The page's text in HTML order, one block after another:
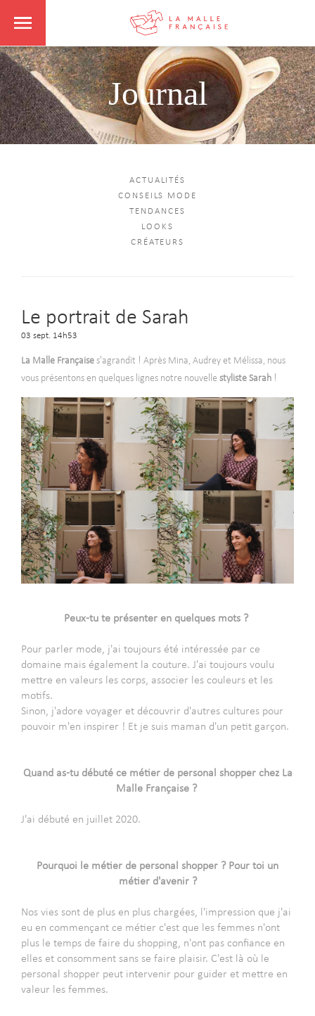
Journal
ACTUALITÉS
CONSEILS MODE
TENDANCES
LOOKS
CRÉATEURS
Le portrait de Sarah
03 sept. 14h53
La Malle Française s'agrandit ! Après Mina, Audrey et Mélissa, nous
vous présentons en quelques lignes notre nouvelle styliste Sarah !
Peux-tu te présenter en quelques mots ?
Pour parler mode, j'ai toujours été intéressée par ce
domaine mais également la couture. J'ai toujours voulu
mettre en valeurs les corps, associer les couleurs et les
motifs.
Sinon, j'adore voyager et découvrir d'autres cultures pour
pouvoir m'en inspirer ! Et je suis maman d'un petit garçon.
Quand as-tu débuté ce métier de personal shopper chez La
Malle Française ?
J'ai débuté en juillet 2020.
Pourquoi le métier de personal shopper ? Pour toi un
métier d'avenir ?
Nos vies sont de plus en plus chargées, l'impression que j'ai
eu en commençant ce métier c'est que les femmes n'ont
plus le temps de faire du shopping, n'ont pas confiance en
elles et consomment sans se faire plaisir. C'est là où le
personal shopper peut intervenir pour guider et mettre en
valeur les femmes.